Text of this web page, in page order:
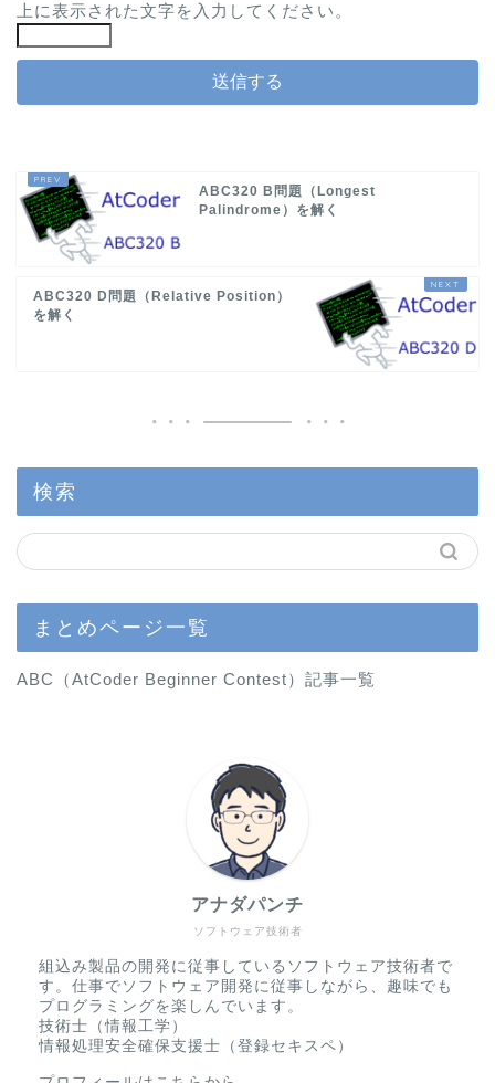
上に表示された文字を入力してください。
ABC320 B問題（Longest
Palindrome）を解く
ABC320 D問題（Relative Position）
を解く
検索
まとめページ一覧
ABC（AtCoder Beginner Contest）記事一覧
ソフトウェア技術者
アナダパンチ
組込み製品の開発に従事しているソフトウェア技術者で
す。仕事でソフトウェア開発に従事しながら、趣味でも
プログラミングを楽しんでいます。
技術士（情報工学）
情報処理安全確保支援士（登録セキスペ）